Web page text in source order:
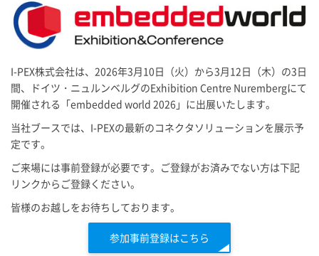
I-PEX株式会社は、2026年3月10日（火）から3月12日（木）の3日
間、ドイツ・ニュルンベルグのExhibition Centre Nurembergにて
開催される「embedded world 2026」に出展いたします。
当社ブースでは、 I-PEXの最新のコネクタソリューションを展示予
定です。
ご来場には事前登録が必要です。ご登録がお済みでない方は下記
リンクからご登録ください。
皆様のお越しをお待ちしております。
参加事前登録はこちら